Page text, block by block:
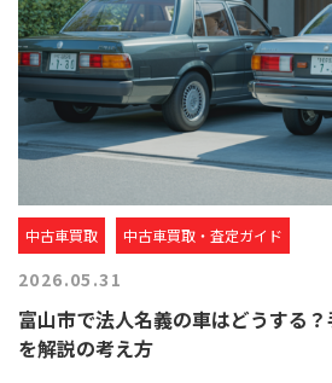
中古車買取 中古車買取・査定ガイド
2026.05.31
富山市で法人名義の車はどうする
を解説の考え方